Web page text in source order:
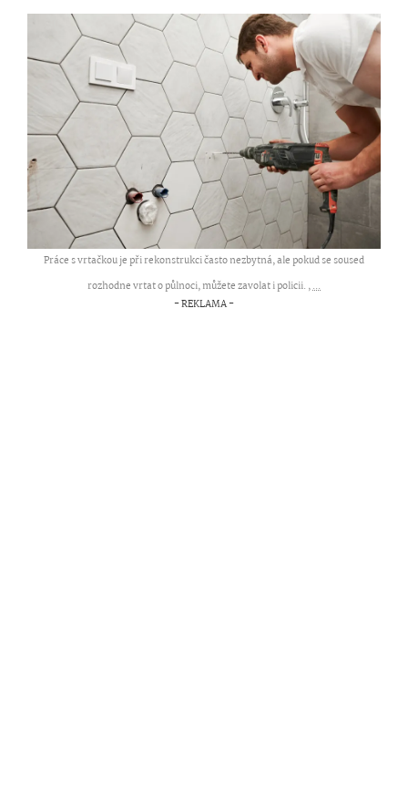
Práce s vrtačkou je při rekonstrukci často nezbytná, ale pokud se soused
rozhodne vrtat o půlnoci, můžete zavolat i policii. ,...